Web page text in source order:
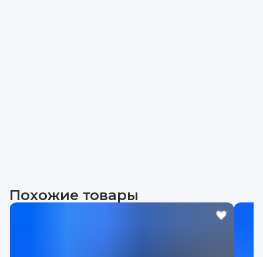
Похожие товары